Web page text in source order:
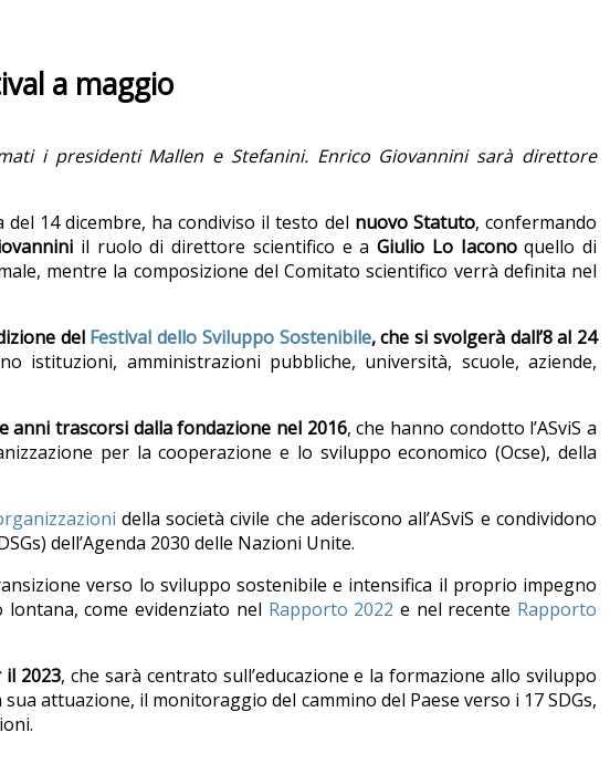
a maggio
i presidenti Mallen e Stefanini. Enrico Giovannini sarà direttore
del 14 dicembre, ha condiviso il testo del nuovo Statuto, confermando
il ruolo di direttore scientifico e aGiulio Lo Iaconoquello di
mentre la composizione del Comitato scientifico verrà definita nel
del Festival dello Sviluppo Sostenibile, che si svolgerà dall’8 al 24
istituzioni, amministrazioni pubbliche, università, scuole, aziende,
anni trascorsi dalla fondazione nel 2016, che hanno condotto l’ASviS a
per la cooperazione e lo sviluppo economico (Ocse), della
della società civile che aderiscono all’ASviS e condividono
dell’Agenda 2030 delle Nazioni Unite.
verso lo sviluppo sostenibile e intensifica il proprio impegno
lontana, come evidenziato nel Rapporto 2022 e nel recente Rapporto
2023, che sarà centrato sull’educazione e la formazione allo sviluppo
attuazione, il monitoraggio del cammino del Paese verso i 17 SDGs,